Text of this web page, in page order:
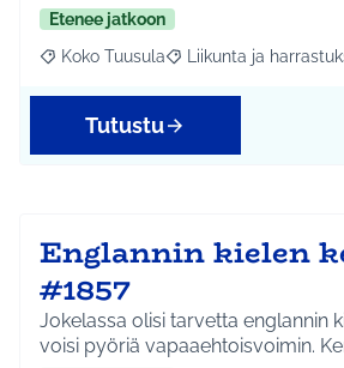
Etenee jatkoon
Rajaa tulokset aihepiirin mukaan: Koko
Koko Tuusula Rajaa tulokset
Liikunta ja
Tutustu
Englannin kielen
#1857
Jokelassa olisi tarvetta englannin
voisi pyöriä vapaaehtoisvoimin.